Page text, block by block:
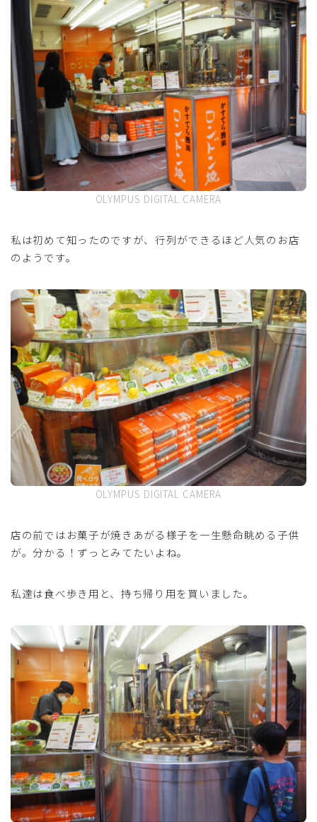
OLYMPUS DIGITAL CAMERA
私は初めて知ったのですが、行列ができるほど人気のお店
のようです。
OLYMPUS DIGITAL CAMERA
店の前ではお菓子が焼きあがる様子を一生懸命眺める子供
が。分かる！ずっとみてたいよね。
私達は食べ歩き用と、持ち帰り用を買いました。